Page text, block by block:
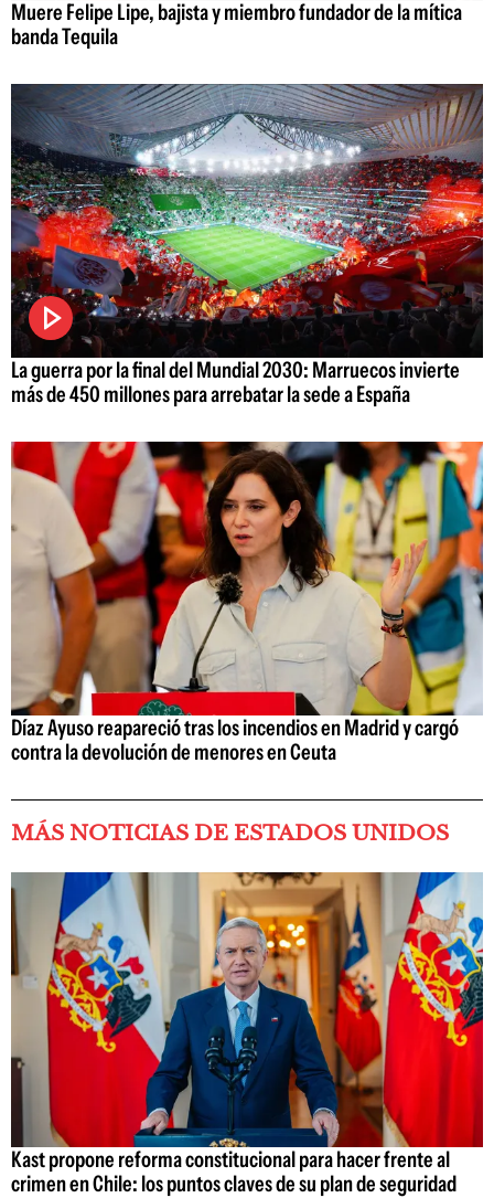
Muere Felipe Lipe, bajista y miembro fundador de la mítica
banda Tequila
La guerra por la final del Mundial 2030: Marruecos invierte
más de 450 millones para arrebatar la sede a España
Díaz Ayuso reapareció tras los incendios en Madrid y cargó
contra la devolución de menores en Ceuta
MÁS NOTICIAS DE ESTADOS UNIDOS
Kast propone reforma constitucional para hacer frente al
crimen en Chile: los puntos claves de su plan de seguridad